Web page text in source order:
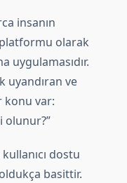
insanın
olarak
uygulamasıdır.
uyandıran ve
konu var:
olunur?”
dostu
basittir.